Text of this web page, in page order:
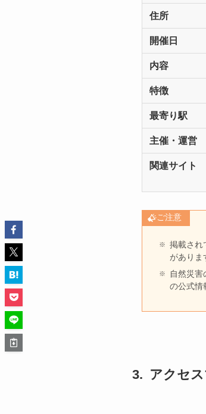
住所
開催日
内容
特徴
最寄り駅
主催・運営
関連サイト
ご注意
掲載され
がありま
自然災
の公式情
アクセ